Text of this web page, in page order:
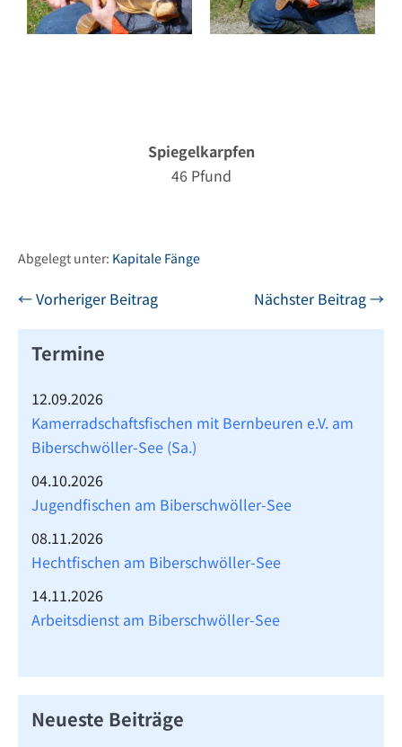
Spiegelkarpfen
46 Pfund
Abgelegt unter: Kapitale Fänge
Beitragsnavigation
← Vorheriger Beitrag Nächster Beitrag →
Termine
12.09.2026
Kamerradschaftsfischen mit Bernbeuren e.V. am
Biberschwöller-See (Sa.)
04.10.2026
Jugendfischen am Biberschwöller-See
08.11.2026
Hechtfischen am Biberschwöller-See
14.11.2026
Arbeitsdienst am Biberschwöller-See
Neueste Beiträge